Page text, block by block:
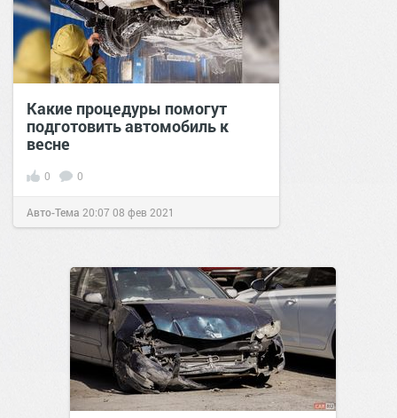
Какие процедуры помогут
подготовить автомобиль к
весне
0 0
Авто-Тема 20:07 08 фев 2021